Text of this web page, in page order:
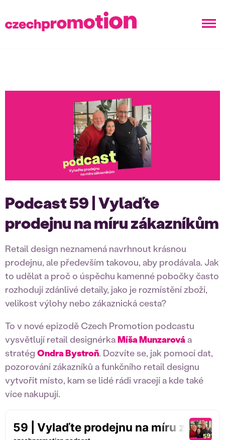
Podcast 59 | Vylaďte
prodejnu na míru zákazníkům
Retail design neznamená navrhnout krásnou
prodejnu, ale především takovou, aby prodávala. Jak
to udělat a proč o úspěchu kamenné pobočky často
rozhodují zdánlivé detaily, jako je rozmístění zboží,
velikost výlohy nebo zákaznická cesta?
To v nové epizodě Czech Promotion podcastu
vysvětlují retail designérkaMíša Munzarováa
stratég Ondra Bystroň. Dozvíte se, jak pomocí dat,
pozorování zákazníků a funkčního retail designu
vytvořit místo, kam se lidé rádi vracejí a kde také
více nakupují.